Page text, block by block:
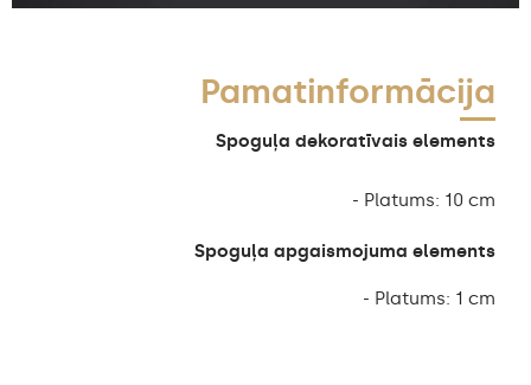
Pamatinformācija
Spoguļa dekoratīvais elements
- Platums: 10 cm
Spoguļa apgaismojuma elements
- Platums: 1 cm